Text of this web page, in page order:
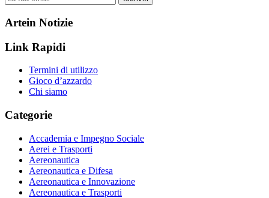
Artein Notizie
Link Rapidi
Termini di utilizzo
Gioco d’azzardo
Chi siamo
Categorie
Accademia e Impegno Sociale
Aerei e Trasporti
Aereonautica
Aereonautica e Difesa
Aereonautica e Innovazione
Aereonautica e Trasporti